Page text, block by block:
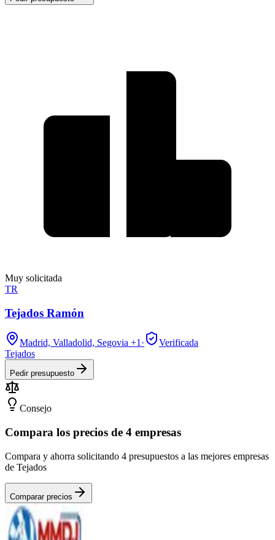
Muy solicitada
TR
Tejados Ramón
Madrid, Valladolid, Segovia +1 ·
Verificada
Tejados
Pedir presupuesto
Consejo
Compara los precios de 4 empresas
Compara y ahorra solicitando 4 presupuestos a las mejores empresas
de Tejados
Comparar precios